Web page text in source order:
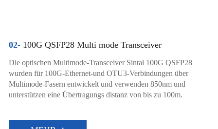
02-100G QSFP28 Multi mode Transceiver
Die optischen Multimode-Transceiver Sintai 100G QSFP28
wurden für 100G-Ethernet-und OTU3-Verbindungen über
Multimode-Fasern entwickelt und verwenden 850nm und
unterstützen eine Übertragungs distanz von bis zu 100m.